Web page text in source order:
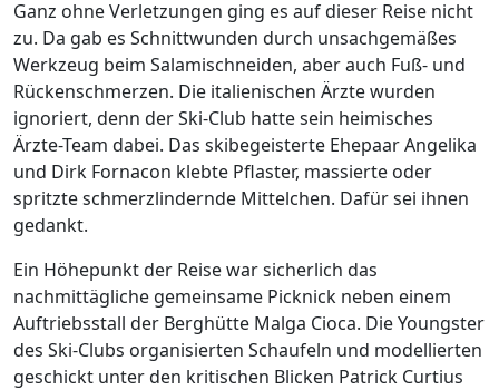
Ganz ohne Verletzungen ging es auf dieser Reise nicht
zu. Da gab es Schnittwunden durch unsachgemäßes
Werkzeug beim Salamischneiden, aber auch Fuß- und
Rückenschmerzen. Die italienischen Ärzte wurden
ignoriert, denn der Ski-Club hatte sein heimisches
Ärzte-Team dabei. Das skibegeisterte Ehepaar Angelika
und Dirk Fornacon klebte Pflaster, massierte oder
spritzte schmerzlindernde Mittelchen. Dafür sei ihnen
gedankt.
Ein Höhepunkt der Reise war sicherlich das
nachmittägliche gemeinsame Picknick neben einem
Auftriebsstall der Berghütte Malga Cioca. Die Youngster
des Ski-Clubs organisierten Schaufeln und modellierten
geschickt unter den kritischen Blicken Patrick Curtius